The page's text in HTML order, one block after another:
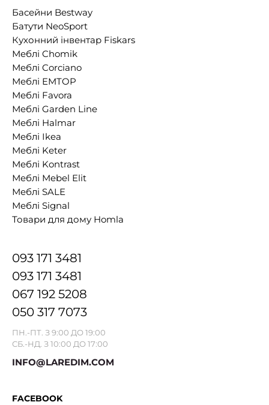
Басейни Bestway
Батути NeoSport
Кухонний інвентар Fiskars
Меблі Chomik
Меблі Corciano
Меблі EMTOP
Меблі Favora
Меблі Garden Line
Меблі Halmar
Меблі Ikea
Меблі Keter
Меблі Kontrast
Меблі Mebel Elit
Меблі SALE
Меблі Signal
Товари для дому Homla
093 171 3481
093 171 3481
067 192 5208
050 317 7073
ПН.-ПТ. З 9:00 ДО 19:00
СБ.-НД. З 10:00 ДО 17:00
INFO@LAREDIM.COM
FACEBOOK